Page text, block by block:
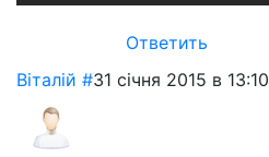
Ответить
Віталій #31 січня 2015 в 13:10